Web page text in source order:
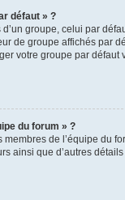
défaut » ?
groupe, celui par
de groupe affichés par
votre groupe par défaut
du forum » ?
de l’équipe du
ainsi que d’autres